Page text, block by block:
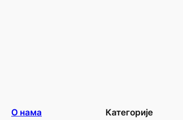
О нама Категорије